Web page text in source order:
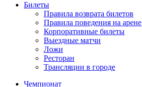
Билеты
Правила возврата билетов
Правила поведения на арене
Корпоративные билеты
Выездные матчи
Ложи
Ресторан
Трансляции в городе
Чемпионат